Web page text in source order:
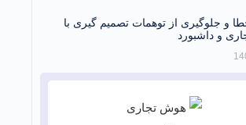
و جلوگیری از توهمات تصمیم گیری با
و داشبورد